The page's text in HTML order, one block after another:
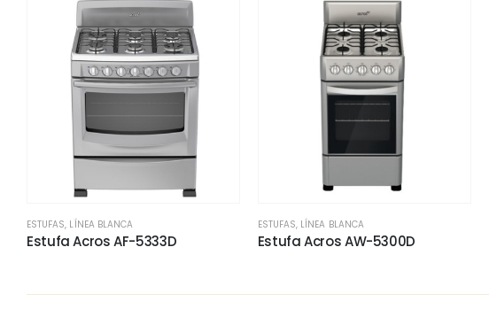
ESTUFAS, LÍNEA BLANCA
Estufa Acros AF-5333D
ESTUFAS, LÍNEA BLANCA
Estufa Acros AW-5300D